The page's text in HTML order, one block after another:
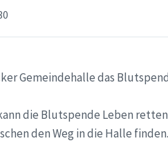
Gemeindehalle das
die Blutspende Leben
den Weg in die Halle finden.